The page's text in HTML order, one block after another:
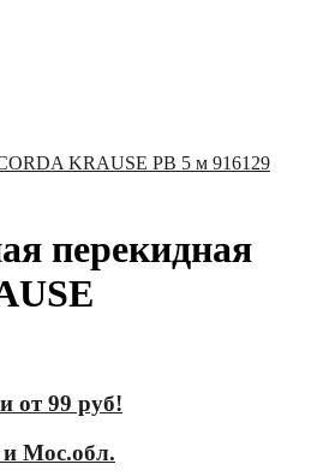
KRAUSE РВ 5 м 916129
перекидная
от 99 руб!
Мос.обл.